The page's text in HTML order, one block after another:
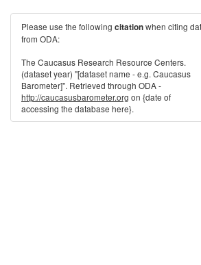
Please use the following citationwhen citing
from ODA:
The Caucasus Research Resource Centers.
(dataset year) "[dataset name - e.g. Caucasus
Barometer]". Retrieved through ODA -
http://caucasusbarometer.org on {date of
accessing the database here}.